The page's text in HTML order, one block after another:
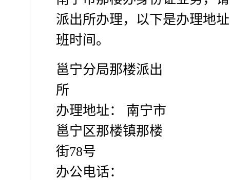
派出所办理，以下是办理地
班时间。
邕宁分局那楼派出
所
办理地址： 南宁市
邕宁区那楼镇那楼
街78号
办公电话：